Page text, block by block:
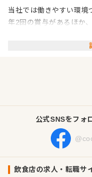
当社では働きやすい環境
年2回の賞与があるほか
他ではなかなか得られな
洋食全般
代表取締役社
事業所 大阪府大阪市
公式SNSをフォ
飲食店の求人・転職サ